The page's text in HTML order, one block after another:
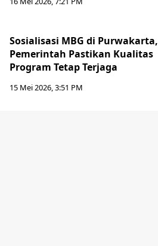
Sosialisasi MBG di Purwakarta,
Pemerintah Pastikan Kualitas
Program Tetap Terjaga
15 Mei 2026, 3:51 PM